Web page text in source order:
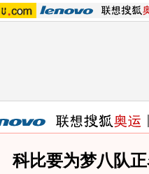
科比要为梦八队